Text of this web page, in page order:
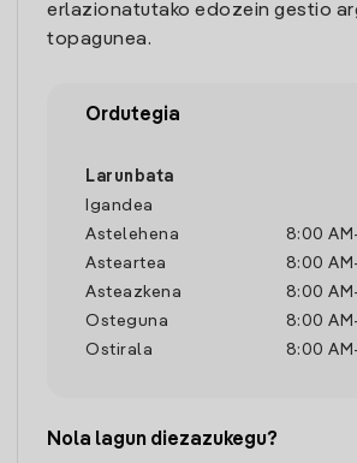
erlazionatutako edozein gestio
topagunea.
Ordutegia
Larunbata
Igandea
Astelehena
8:00 AM
Asteartea
8:00 AM
Asteazkena
8:00 AM
Osteguna
8:00 AM
Ostirala
8:00 AM
Nola lagun diezazukegu?